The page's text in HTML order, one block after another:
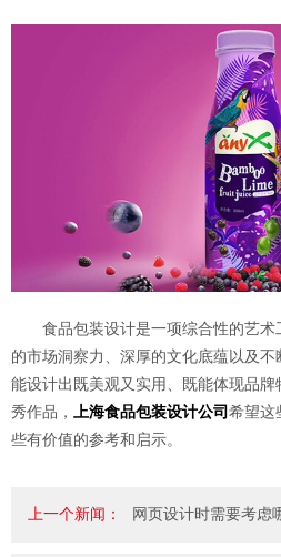
食品包装设计是一项综合性的艺术
的市场洞察力、深厚的文化底蕴以及
能设计出既美观又实用、既能体现品
秀作品，
上海食品包装设计公司 希望这
些有价值的参考和启示。
上一个新闻： 网页设计时需要考虑